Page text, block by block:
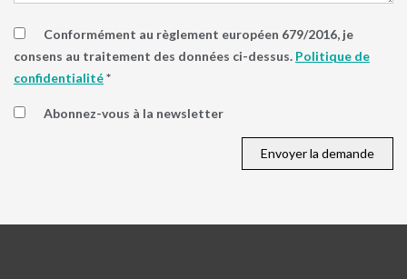
Conformément au règlement européen 679/2016, je
consens au traitement des données ci-dessus. Politique de
confidentialité*
Abonnez-vous à la newsletter